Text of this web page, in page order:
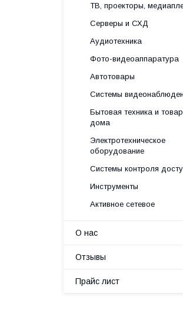
ТВ, проекторы,
Серверы и СХД
Аудиотехника
Фото-видеоаппаратура
Автотовары
Системы
Бытовая техника и
дома
Электротехническое
оборудование
Системы контроля
Инструменты
Активное сетевое
О нас
Отзывы
Прайс лист